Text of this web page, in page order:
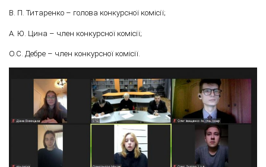
В. П. Титаренко – голова конкурсної комісії;
А. Ю. Цина – член конкурсної комісії;
О.С. Дебре – член конкурсної комісії.